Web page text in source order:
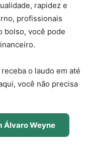
rapidez e
profissionais
bolso, você pode
o laudo em até
você não precisa
Álvaro Weyne